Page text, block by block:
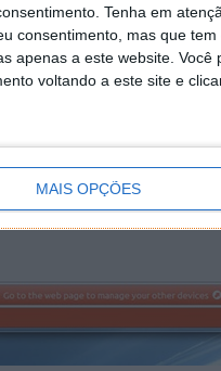
Tenha em
consentimento, mas que
apenas a este website.
voltando a este site e
MAIS OPÇÕES